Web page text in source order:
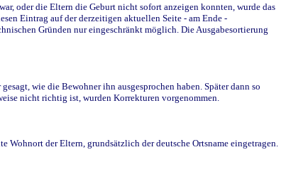
oder die Eltern die Geburt nicht sofort anzeigen konnten, wurde das
Eintrag auf der derzeitigen aktuellen Seite - am Ende -
Gründen nur eingeschränkt möglich. Die Ausgabesortierung
wie die Bewohner ihn ausgesprochen haben. Später dann so
nicht richtig ist, wurden Korrekturen vorgenommen.
der Eltern, grundsätzlich der deutsche Ortsname eingetragen.